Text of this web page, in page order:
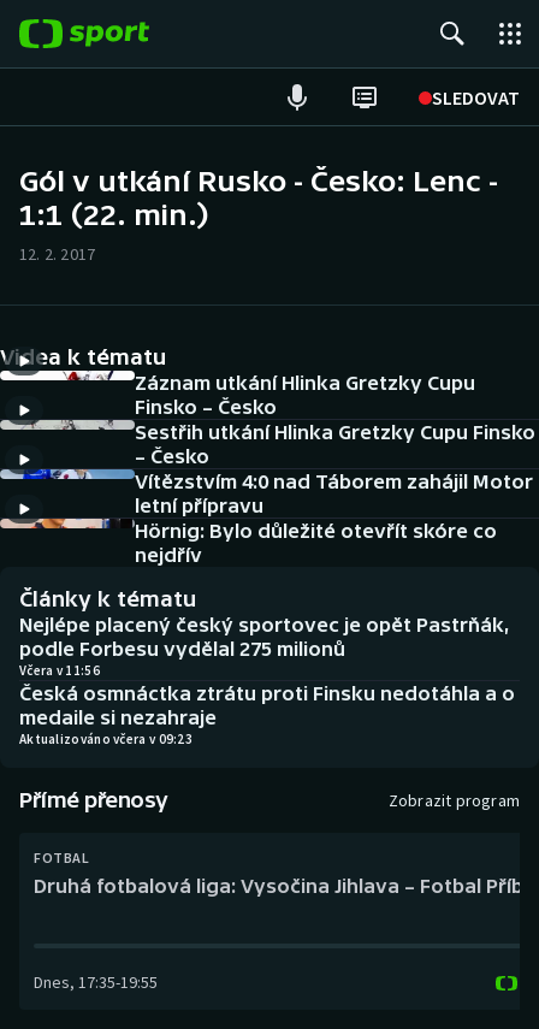
SLEDOVAT
Hokej
Cyklistika
DALŠÍ SPORTY
Americký fotbal
Baseball a softbal
Basketbal
Biatlon
Boby a skeleton
Box
NEPŘEHLÉDNĚTE
Historické návraty
Aplikace ČT sport
AZ kvíz
Gól v utkání Rusko - Česko: Lenc -
1:1 (22. min.)
12. 2. 2017
Videa k tématu
Záznam utkání Hlinka Gretzky Cupu
Finsko – Česko
Sestřih utkání Hlinka Gretzky Cupu Finsko
– Česko
Vítězstvím 4:0 nad Táborem zahájil Motor
letní přípravu
Hörnig: Bylo důležité otevřít skóre co
nejdřív
Články k tématu
Nejlépe placený český sportovec je opět Pastrňák,
podle Forbesu vydělal 275 milionů
Včera v 11:56
Česká osmnáctka ztrátu proti Finsku nedotáhla a o
medaile si nezahraje
Aktualizováno včera v 09:23
Přímé přenosy Zobrazit program
FOTBAL
Druhá fotbalová liga: Vysočina Jihlava – Fotbal
Dnes, 17:35-19:55